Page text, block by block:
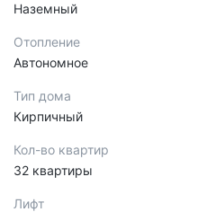
Наземный
Отопление
Автономное
Тип дома
Кирпичный
Кол-во квартир
32 квартиры
Лифт